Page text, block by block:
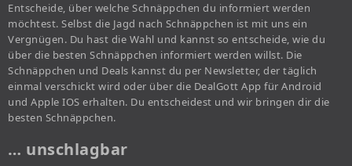
Entscheide, über welche Schnäppchen du informiert werden
möchtest. Selbst die Jagd nach Schnäppchen ist mit uns ein
Vergnügen. Du hast die Wahl und kannst so entscheide, wie du
über die besten Schnäppchen informiert werden willst. Die
Schnäppchen und Deals kannst du per Newsletter, der täglich
einmal verschickt wird oder über die DealGott App für Android
und Apple IOS erhalten. Du entscheidest und wir bringen dir die
besten Schnäppchen.
… unschlagbar